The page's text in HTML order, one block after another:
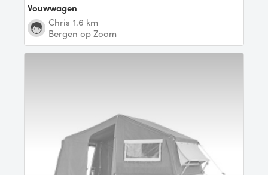
Vouwwagen
Chris 1.6 km
Bergen op Zoom